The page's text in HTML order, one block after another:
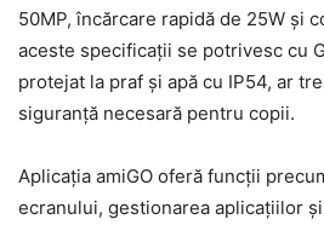
50MP, încărcare rapidă de 25W și
aceste specificații se potrivesc cu
protejat la praf și apă cu IP54, ar
siguranță necesară pentru copii.
Aplicația amiGO oferă funcții
ecranului, gestionarea aplicațiilor